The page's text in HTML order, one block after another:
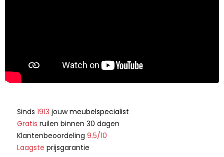
Sinds 1913 jouwmeubelspecialist
Gratis ruilen binnen 30 dagen
Klantenbeoordeling 9.5/10
Laagste prijsgarantie